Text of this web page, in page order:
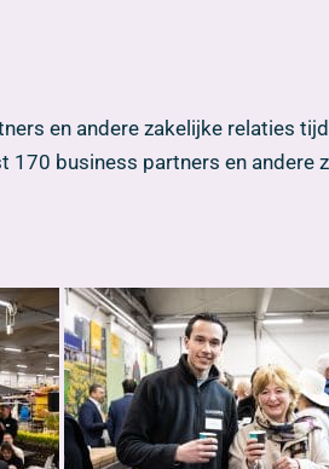
en andere zakelijke relaties
170 business partners en andere